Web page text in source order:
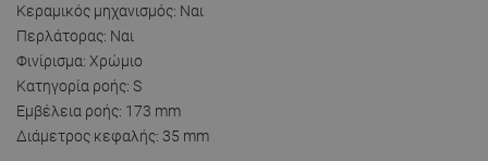
Κεραμικός μηχανισμός: Ναι
Περλάτορας: Ναι
Φινίρισμα: Χρώμιο
Κατηγορία ροής: S
Εμβέλεια ροής: 173 mm
Διάμετρος κεφαλής: 35 mm